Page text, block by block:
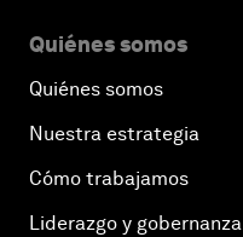
Quiénes somos
Quiénes somos
Nuestra estrategia
Cómo trabajamos
Liderazgo y gobernanza